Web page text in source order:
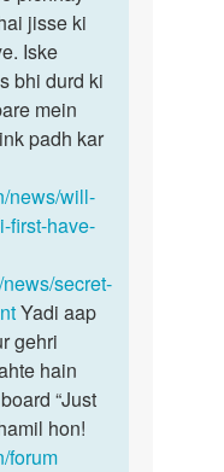
jisse ki
Iske
bhi durd ki
mein
padh kar
news/will-
first-have-
secret-
Yadi aap
gehri
hain
“Just
hon!
forum